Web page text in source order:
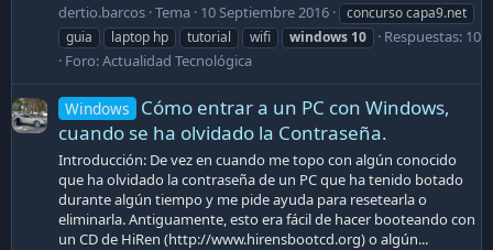
dertio.barcos Tema 10 Septiembre 2016
concurso capa9.net
guia
laptop hp tutorial wifi windows 10
Respuestas: 10
Foro:Actualidad Tecnológica
Windows
Cómo entrar a un PC con Windows,
cuando se ha olvidado la Contraseña.
Introducción: De vez en cuando me topo con algún conocido
que ha olvidado la contraseña de un PC que ha tenido botado
durante algún tiempo y me pide ayuda para resetearla o
eliminarla. Antiguamente, esto era fácil de hacer booteando con
un CD de HiRen (http://www.hirensbootcd.org) o algún...